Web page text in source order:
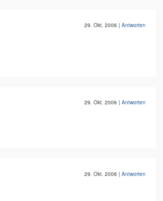
29. Okt. 2006 | Antworten
29. Okt. 2006 | Antworten
29. Okt. 2006 | Antworten